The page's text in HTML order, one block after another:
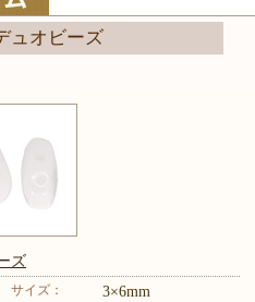
ュオビーズ
ズ
サイズ： 3×6mm